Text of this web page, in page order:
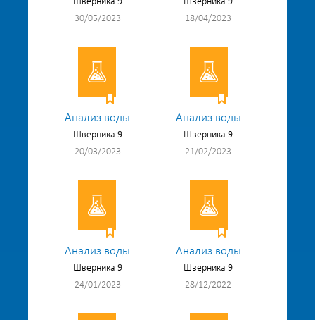
30/05/2023
18/04/2023
Анализ воды
Шверника 9
20/03/2023
Анализ воды
Шверника 9
21/02/2023
Анализ воды
Шверника 9
24/01/2023
Анализ воды
Шверника 9
28/12/2022